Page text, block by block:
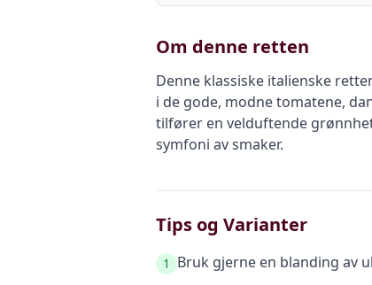
Om denne retten
Denne klassiske italienske
i de gode, modne tomatene,
tilfører en velduftende
symfoni av smaker.
Tips og Varianter
1 Bruk gjerne en blanding av